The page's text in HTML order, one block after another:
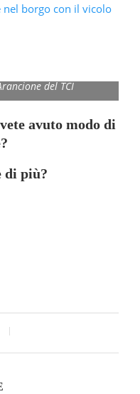
nel borgo con il vicolo
del TCI
avuto modo di
di più?